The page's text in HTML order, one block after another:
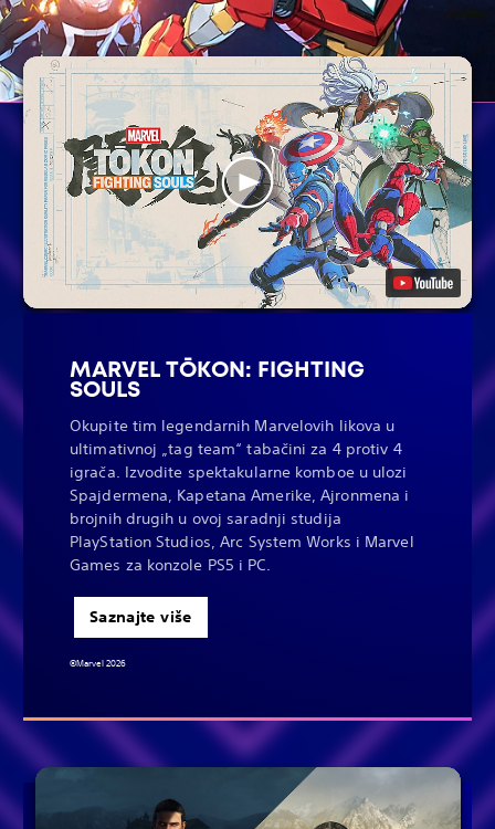
MARVEL TŌKON: FIGHTING
SOULS
Okupite tim legendarnih Marvelovih likova u
ultimativnoj „tag team“ tabačini za 4 protiv 4
igrača. Izvodite spektakularne komboe u ulozi
Spajdermena, Kapetana Amerike, Ajronmena i
brojnih drugih u ovoj saradnji studija
PlayStation Studios, Arc System Works i Marvel
Games za konzole PS5 i PC.
Saznajte više
©Marvel 2026